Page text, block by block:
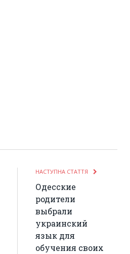
НАСТУПНА СТАТТЯ
Одесские
родители
выбрали
украинский
язык для
обучения своих